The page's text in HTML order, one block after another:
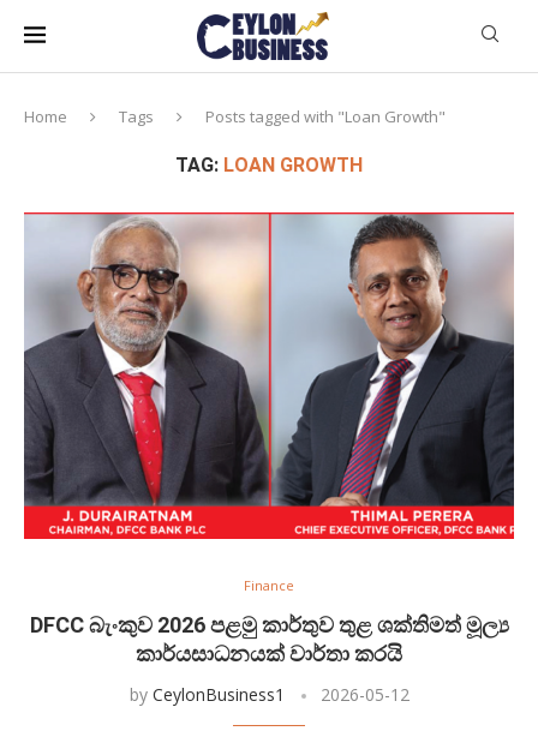
Home Tags Posts tagged with "Loan Growth"
TAG: LOAN GROWTH
Finance
DFCC බැංකුව 2026 පළමු කාර්තුව තුළ ශක්තිමත් මූල්‍ය
කාර්යසාධනයක් වාර්තා කරයි
by CeylonBusiness1 2026-05-12